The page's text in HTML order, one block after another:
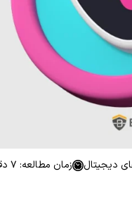
دیجیتال زمان مطالعه: 7 دقیقه